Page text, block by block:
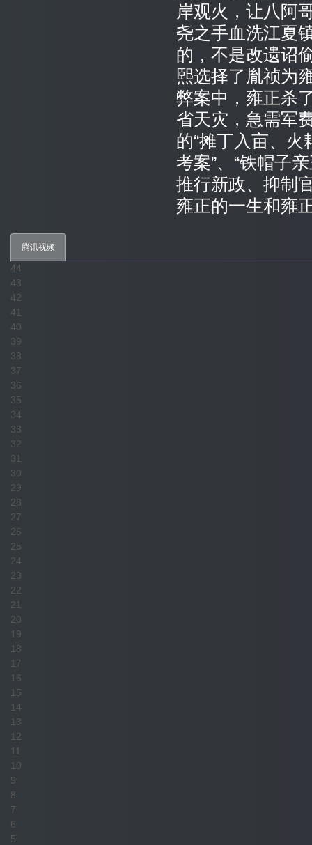
岸观火，让八阿
尧之手血洗江夏
的，不是改遗诏
熙选择了胤祯为
弊案中，雍正杀
省天灾，急需军
的“摊丁入亩、火
考案”、“铁帽子
推行新政、抑制
雍正的一生和
腾讯视频
44
43
42
41
40
39
38
37
36
35
34
33
32
31
30
29
28
27
26
25
24
23
22
21
20
19
18
17
16
15
14
13
12
11
10
9
8
7
6
5